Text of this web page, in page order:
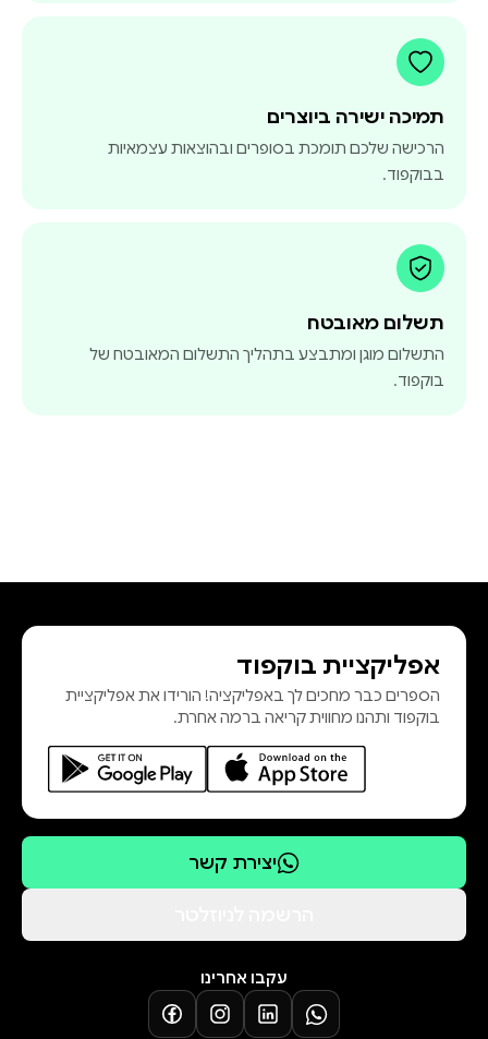
תמיכה ישירה ביוצרים
הרכישה שלכם תומכת בסופרים ובהוצאות עצמאיות
בבוקפוד.
תשלום מאובטח
התשלום מוגן ומתבצע בתהליך התשלום המאובטח של
בוקפוד.
אפליקציית בוקפוד
הספרים כבר מחכים לך באפליקציה! הורידו את אפליקציית
בוקפוד ותהנו מחווית קריאה ברמה אחרת.
יצירת קשר
עקבו אחרינו